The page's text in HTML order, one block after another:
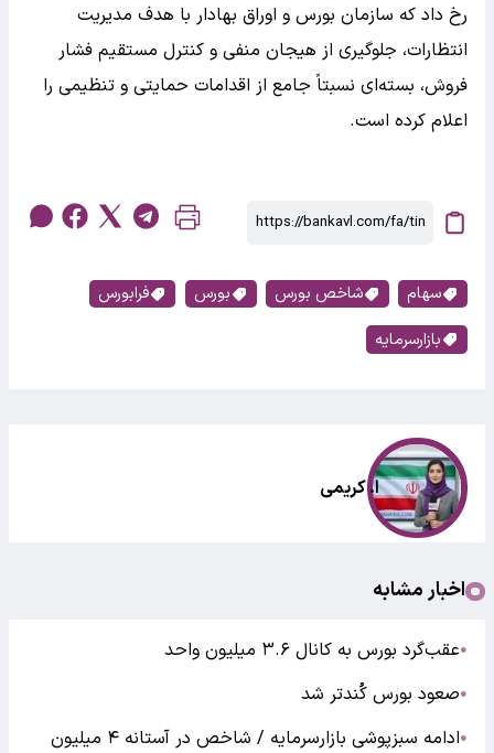
رخ داد که سازمان بورس و اوراق بهادار با هدف مدیریت
انتظارات، جلوگیری از هیجان منفی و کنترل مستقیم فشار
فروش، بسته‌ای نسبتاً جامع از اقدامات حمایتی و تنظیمی را
اعلام کرده است.
سهام شاخص بورس بورس
فرابورس
بازارسرمایه
ا. کریمی
اخبار مشابه
●عقب‌گرد بورس به کانال ۳.۶ میلیون واحد
●صعود بورس کُندتر شد
●ادامه سبزپوشی بازارسرمایه / شاخص در آستانه ۴ میلیون